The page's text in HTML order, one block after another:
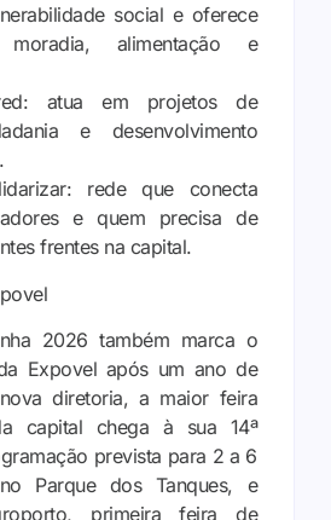
social e oferece
alimentação e
atua em projetos de
e desenvolvimento
rede que conecta
e quem precisa de
frentes na capital.
2026 também marca o
Expovel após um ano de
diretoria, a maior feira
capital chega à sua 14ª
prevista para 2 a 6
Parque dos Tanques, e
primeira feira de